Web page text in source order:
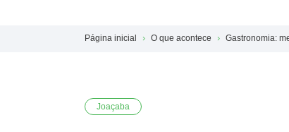
Página inicial O que acontece Gastronomia:
Joaçaba